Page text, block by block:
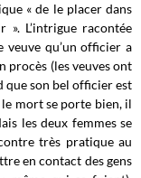
« de le placer dans
L’intrigue racontée
veuve qu’un officier a
procès (les veuves ont
que son bel officier est
mort se porte bien, il
les deux femmes se
très pratique au
en contact des gens